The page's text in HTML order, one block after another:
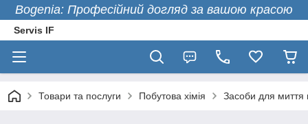
Bogenia: Професійний догляд за вашою красою
Servis IF
Товари та послуги Побутова хімія Засоби для миття